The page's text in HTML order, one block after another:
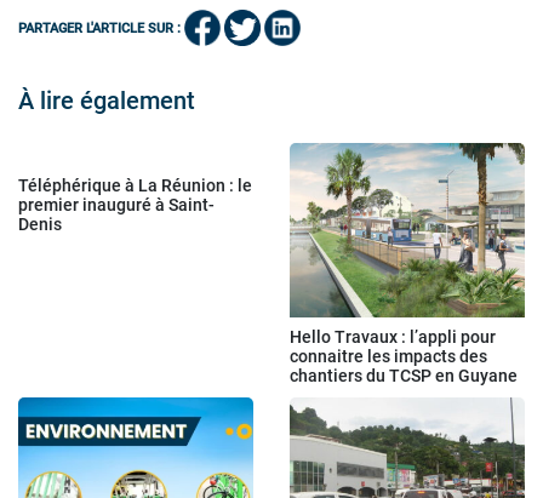
PARTAGER L'ARTICLE SUR :
À lire également
Téléphérique à La Réunion : le
premier inauguré à Saint-
Denis
Hello Travaux : l’appli pour
connaitre les impacts des
chantiers du TCSP en Guyane